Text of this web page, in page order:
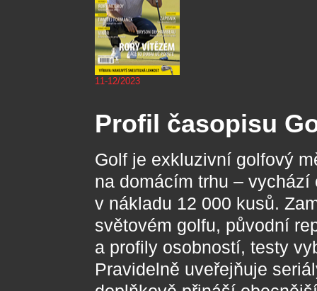
11-12/2023
Profil časopisu
Golf je exkluzivní golfový
na domácím trhu – vychází
v nákladu 12 000 kusů.
světovém golfu, původní
a profily osobností, testy
Pravidelně uveřejňuje